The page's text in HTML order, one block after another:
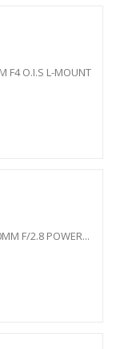
F4 O.I.S L-MOUNT
F/2.8 POWER...